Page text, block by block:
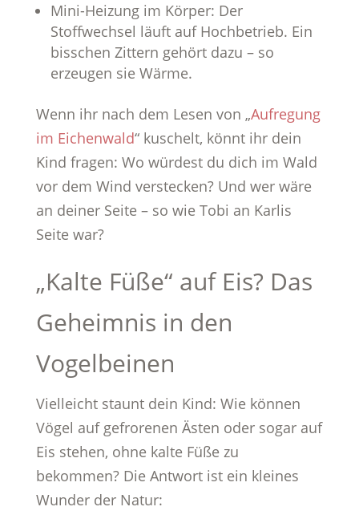
Mini-Heizung im Körper: Der
Stoffwechsel läuft auf Hochbetrieb. Ein
bisschen Zittern gehört dazu – so
erzeugen sie Wärme.
Wenn ihr nach dem Lesen von „Aufregung
im Eichenwald“ kuschelt, könnt ihr dein
Kind fragen: Wo würdest du dich im Wald
vor dem Wind verstecken? Und wer wäre
an deiner Seite – so wie Tobi an Karlis
Seite war?
„Kalte Füße“ auf Eis? Das
Geheimnis in den
Vogelbeinen
Vielleicht staunt dein Kind: Wie können
Vögel auf gefrorenen Ästen oder sogar auf
Eis stehen, ohne kalte Füße zu
bekommen? Die Antwort ist ein kleines
Wunder der Natur: